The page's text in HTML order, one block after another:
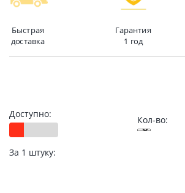
Быстрая
доставка
Гарантия
1 год
Доступно:
Кол-во:
За 1 штуку: